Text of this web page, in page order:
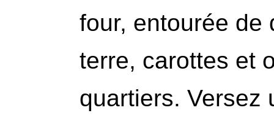
four, entourée de
terre, carottes et
quartiers. Versez